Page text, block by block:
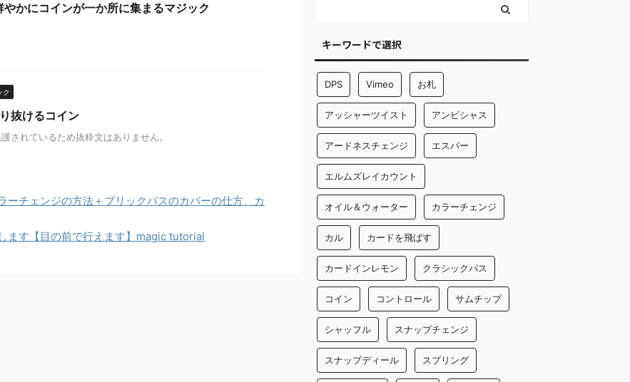
やかにコインが一か所に集まるマジック
ク
抜けるコイン
されているため抜粋文はありません。
ーチェンジの方法＋ブリックパスのカバーの仕方、カ
ます【目の前で行えます】magic tutorial
キーワードで選択
DPS Vimeo お札
アッシャーツイスト アンビシャス
アードネスチェンジ エスパー
エルムズレイカウント
オイル＆ウォーター カラーチェンジ
カル カードを飛ばす
カードインレモン クラシックパス
コイン コントロール サムチップ
シャッフル スナップチェンジ
スナップディール スプリング